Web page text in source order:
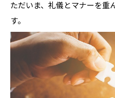
ただいま、礼儀とマナーを重
す。